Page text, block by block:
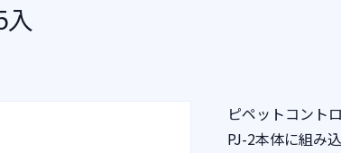
入
ピペットコント
PJ-2本体に組み